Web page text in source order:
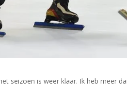
seizoen is weer klaar. Ik heb meer